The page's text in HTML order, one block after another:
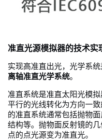
准直光源模拟器的技术实
实现高准直出光，光学系
离轴准直光学系统。
准直系统是准直太阳光模
平行的光线转化为方向一
的准直系统通常包括抛物
结构等。抛物面反射镜的
点的点光源变为准直光。